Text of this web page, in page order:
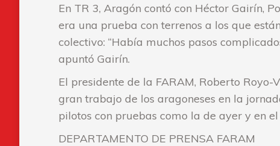
En TR 3, Aragón contó con Héctor Gairín,
era una prueba con terrenos a los que
colectivo: “Había muchos pasos
apuntó Gairín.
El presidente de la FARAM, Roberto
gran trabajo de los aragoneses en la
pilotos con pruebas como la de ayer y en
DEPARTAMENTO DE PRENSA FARAM